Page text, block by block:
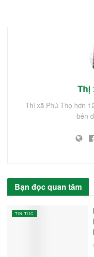
Thị
Thị xã Phú Thọ hơn
bên
Bạn đọc quan tâm
TIN TỨC